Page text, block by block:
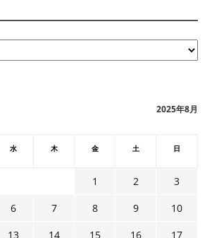
2025年8月
水 木 金 土 日
1 2
3
6 7 8 9
10
13 14 15 16
17